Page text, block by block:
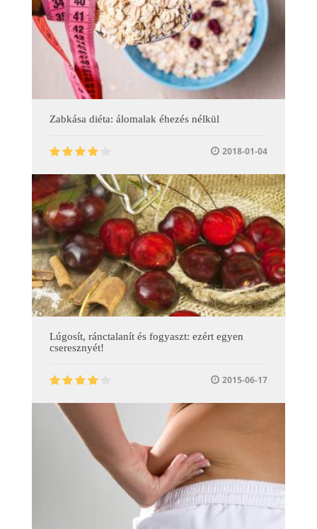
Zabkása diéta: álomalak éhezés nélkül
2018-01-04
Lúgosít, ránctalanít és fogyaszt: ezért egyen
cseresznyét!
2015-06-17